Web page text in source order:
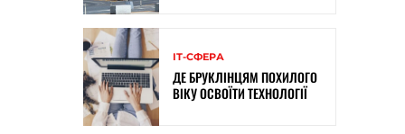
ІТ-СФЕРА
ДЕ БРУКЛІНЦЯМ ПОХИЛОГО
ВІКУ ОСВОЇТИ ТЕХНОЛОГІЇ